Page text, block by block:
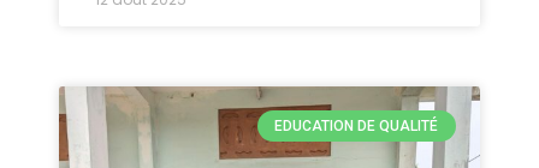
EDUCATION DE QUALITÉ